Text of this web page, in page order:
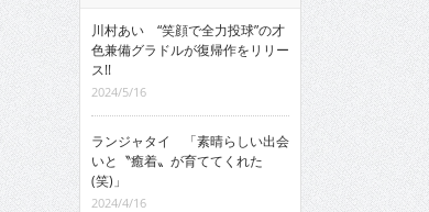
川村あい “笑顔で全力投球”の才
色兼備グラドルが復帰作をリリー
ス!!
2024/5/16
ランジャタイ 「素晴らしい出会
いと〝癒着〟が育ててくれた
(笑)」
2024/4/16